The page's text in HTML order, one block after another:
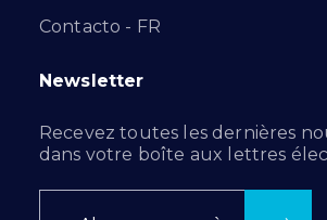
Contacto - FR
Newsletter
Recevez toutes les dernières
dans votre boîte aux lettres